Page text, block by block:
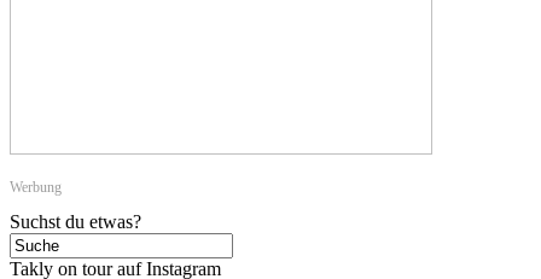
Werbung
Suchst du etwas?
Takly on tour auf Instagram